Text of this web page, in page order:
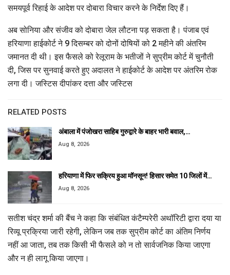
समयपूर्व रिहाई के आदेश पर दोबारा विचार करने के निर्देश दिए हैं।
अब सोनिया और संजीव को दोबारा जेल लौटना पड़ सकता है। पंजाब एवं
हरियाणा हाईकोर्ट ने 9 दिसम्बर को दोनों दोषियों को 2 महीने की अंतरिम
जमानत दी थी। इस फैसले को रेलूराम के भतीजों ने सुप्रीम कोर्ट में चुनौती
दी, जिस पर सुनवाई करते हुए अदालत ने हाईकोर्ट के आदेश पर अंतरिम रोक
लगा दी। जस्टिस दीपांकर दत्ता और जस्टिस
RELATED POSTS
अंबाला में पंजोखरा साहिब गुरुद्वारे के बाहर भारी बवाल,…
Aug 8, 2026
हरियाणा में फिर सक्रिय हुआ मॉनसून! हिसार समेत 10 जिलों में…
Aug 8, 2026
सतीश चंद्र शर्मा की बैंच ने कहा कि संबंधित कंटैम्परेरी अथॉरिटी द्वारा दया या
रिव्यू प्रक्रिया जारी रहेगी, लेकिन जब तक सुप्रीम कोर्ट का अंतिम निर्णय
नहीं आ जाता, तब तक किसी भी फैसले को न तो सार्वजनिक किया जाएगा
और न ही लागू किया जाएगा।